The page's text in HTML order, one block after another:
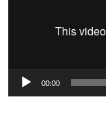
00:00